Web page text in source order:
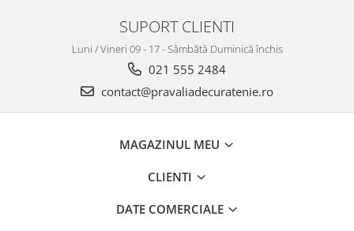
SUPORT CLIENTI
Luni / Vineri 09 - 17 - Sâmbătă Duminică închis
021 555 2484
contact@pravaliadecuratenie.ro
MAGAZINUL MEU
CLIENTI
DATE COMERCIALE